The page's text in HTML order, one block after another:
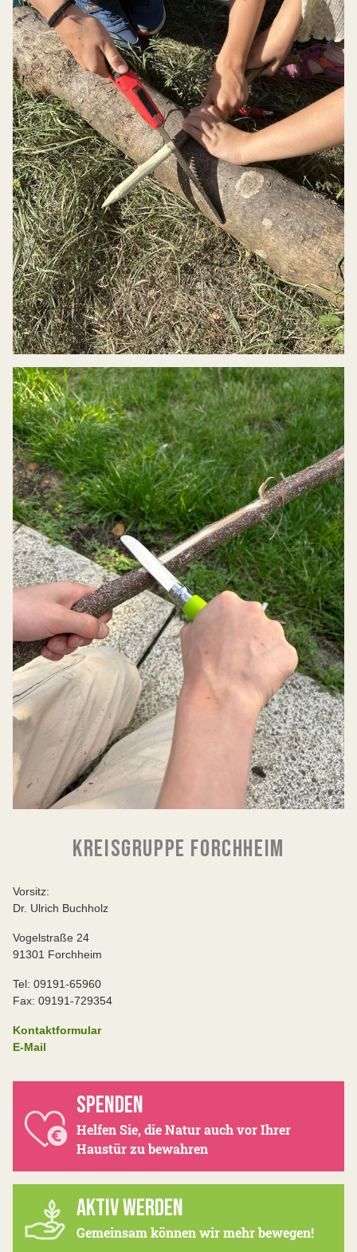
KREISGRUPPE FORCHHEIM
Vorsitz:
Dr. Ulrich Buchholz
Vogelstraße 24
91301 Forchheim
Tel: 09191-65960
Fax: 09191-729354
Kontaktformular
E-Mail
SPENDEN
Helfen Sie, die Natur auch vor Ihrer
Haustür zu bewahren
AKTIV WERDEN
Gemeinsam können wir mehr bewegen!